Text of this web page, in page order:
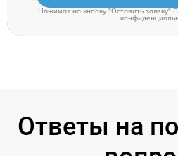
Нажимая на кнопку "Оставить заявку"
Ответы на